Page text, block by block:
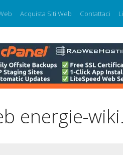
Acquista Siti Web Contattaci
energie-